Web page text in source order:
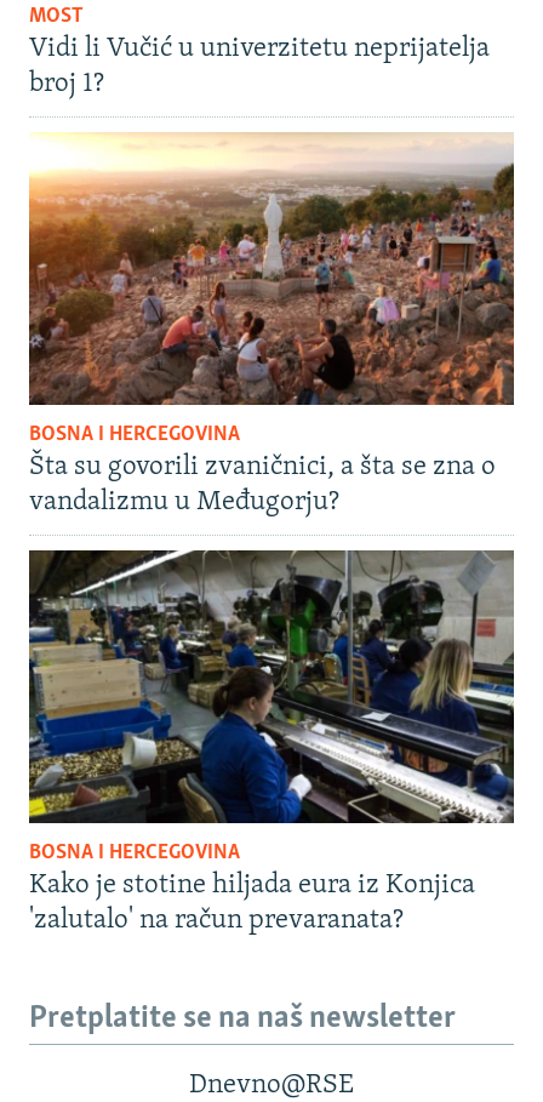
MOST
Vidi li Vučić u univerzitetu neprijatelja
broj 1?
BOSNA I HERCEGOVINA
Šta su govorili zvaničnici, a šta se zna o
vandalizmu u Međugorju?
BOSNA I HERCEGOVINA
Kako je stotine hiljada eura iz Konjica
'zalutalo' na račun prevaranata?
Pretplatite se na naš newsletter
Dnevno@RSE